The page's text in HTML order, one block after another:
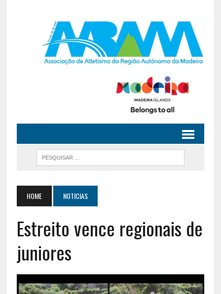
HOME NOTICIAS
Estreito vence regionais de
juniores